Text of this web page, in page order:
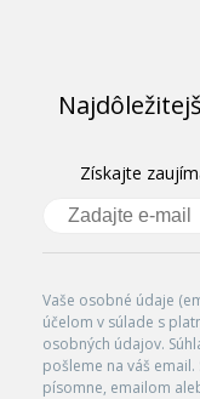
Získajte
Vaše osobné údaje
účelom v súlade s
osobných údajov.
pošleme na váš
písomne, emailom